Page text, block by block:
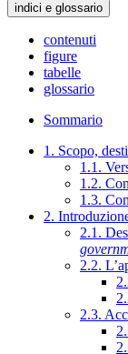
indici e glossario
contenuti
figure
tabelle
glossario
Sommario
1. Scopo,
1.1.
1.2.
1.3.
2.
2.1.
2.2.
2.3.